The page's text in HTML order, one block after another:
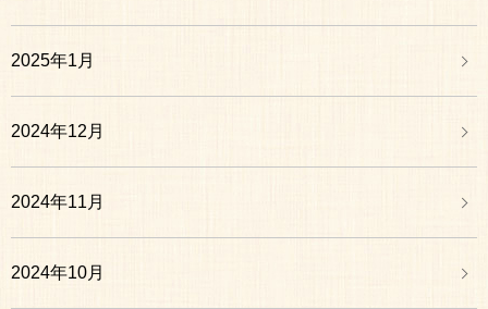
2025年1月
2024年12月
2024年11月
2024年10月